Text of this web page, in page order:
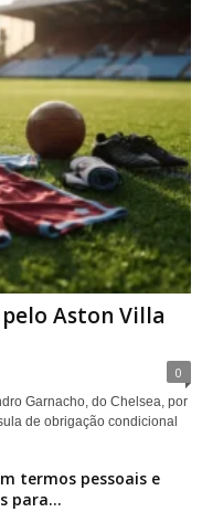
Aston Villa
0
Garnacho, do Chelsea, por
de obrigação condicional
termos pessoais e
para...